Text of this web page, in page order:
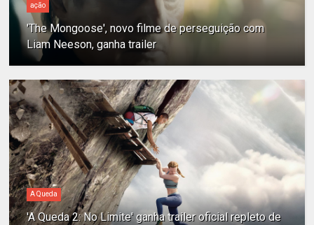
ação
'The Mongoose', novo filme de perseguição com
Liam Neeson, ganha trailer
A Queda
'A Queda 2: No Limite' ganha trailer oficial repleto de